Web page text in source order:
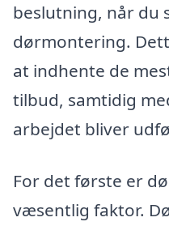
beslutning, når du
dørmontering.
at indhente de
tilbud, samtidig
arbejdet bliver
For det første er
væsentlig faktor.